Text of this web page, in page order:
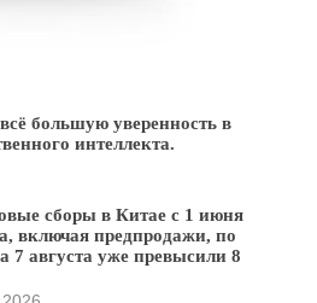
большую уверенность в
интеллекта.
сборы в Китае с 1 июня
включая предпродажи, по
7 августа уже превысили 8